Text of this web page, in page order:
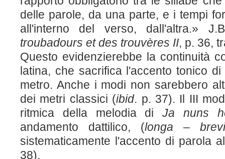
delle parole, da una parte, e i tempi
all'interno del verso, dall'altra.»
troubadours et des trouvères II, p. 36,
Questo evidenzierebbe la continuità
latina, che sacrifica l'accento tonico
metro. Anche i modi non sarebbero
dei metri classici (ibid. p. 37). Il III
ritmica della melodia diJa nuns
andamento dattilico, (longa –
sistematicamente l'accento di parola
38).